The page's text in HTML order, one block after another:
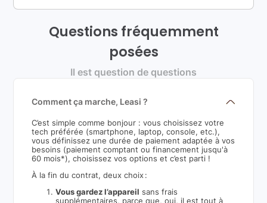
Questions fréquemment
posées
Il est question de questions
Comment ça marche, Leasi ?
C’est simple comme bonjour : vous choisissez votre
tech préférée (smartphone, laptop, console, etc.),
vous définissez une durée de paiement adaptée à vos
besoins (paiement comptant ou financement jusqu'à
60 mois*), choisissez vos options et c’est parti !
À la fin du contrat, deux choix :
Vous gardez l’appareil sans frais
supplémentaires, parce que, oui, il est tout à